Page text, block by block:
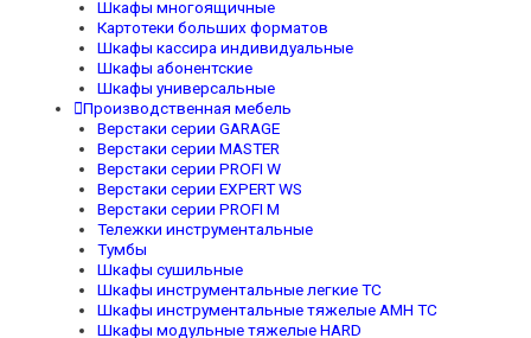
Шкафы многоящичные
Картотеки больших форматов
Шкафы кассира индивидуальные
Шкафы абонентские
Шкафы универсальные
Производственная мебель
Верстаки серии GARAGE
Верстаки серии MASTER
Верстаки серии PROFI W
Верстаки серии EXPERT WS
Верстаки серии PROFI M
Тележки инструментальные
Тумбы
Шкафы сушильные
Шкафы инструментальные легкие TC
Шкафы инструментальные тяжелые AMH TC
Шкафы модульные тяжелые HARD